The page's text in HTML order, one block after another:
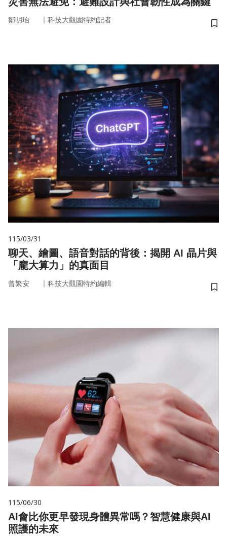
鄒明珆 ｜ 科技大觀園特約記者
儲
115/03/31
聊天、繪圖、語音對話的背後：揭開 AI 晶片與
「龐大算力」的真面目
曾繁安 ｜ 科技大觀園特約編輯
儲
115/06/30
AI會比你更早發現身體異常嗎？智慧健康與AI
照護的未來